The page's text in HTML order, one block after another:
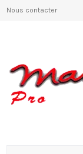
Nous contacter